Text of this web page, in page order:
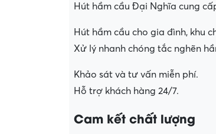
Hút hầm cầu Đại Nghĩa cung
Hút hầm cầu cho gia đình, khu
Xử lý nhanh chóng tắc nghẽn
Khảo sát và tư vấn miễn phí.
Hỗ trợ khách hàng 24/7.
Cam kết chất lượng